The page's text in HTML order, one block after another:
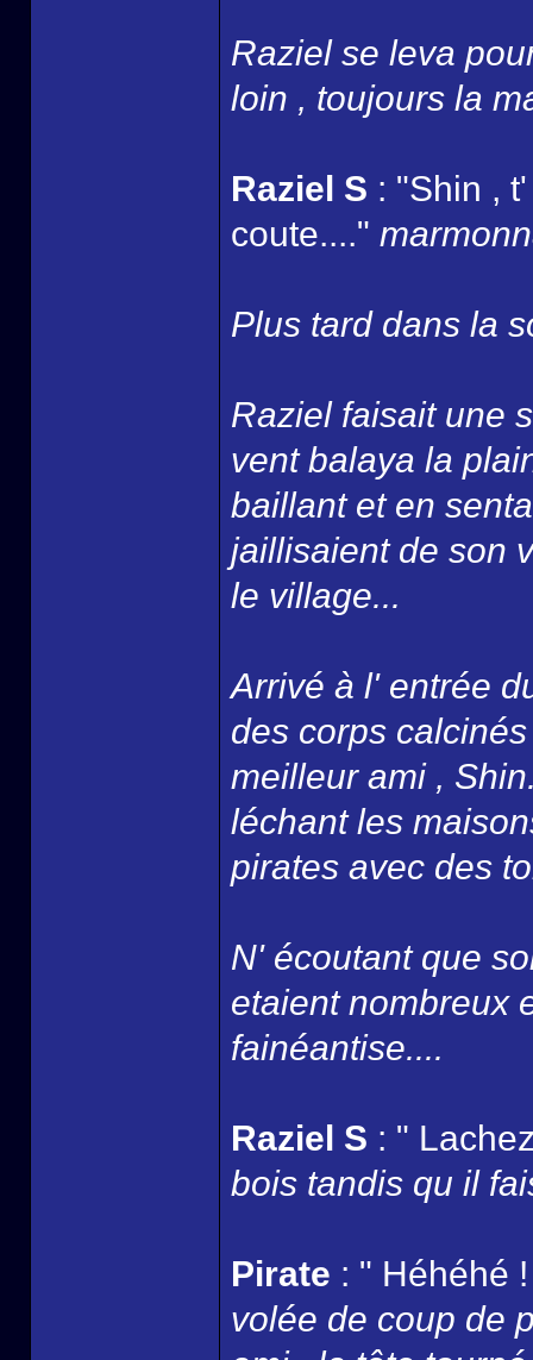
Raziel se leva
loin , toujours la
Raziel S : "Shin ,
coute...."
Plus tard dans la
Raziel faisait une
vent balaya la
baillant et en
jaillisaient de son
le village...
Arrivé à l' entrée
des corps
meilleur ami ,
léchant les
pirates avec des
N' écoutant que
etaient nombreux
fainéantise....
Raziel S : "
bois tandis qu il
Pirate : " Héhéhé
volée de coup de